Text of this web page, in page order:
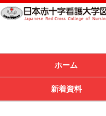
ホーム
新着資料